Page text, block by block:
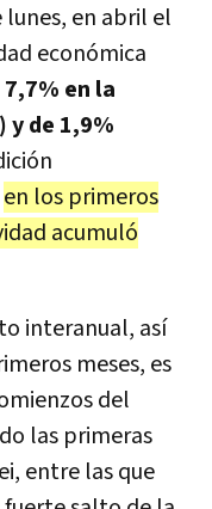
lunes, en abril el
económica
en la
y de 1,9%
en los primeros
acumuló
interanual, así
meses, es
del
las primeras
entre las que